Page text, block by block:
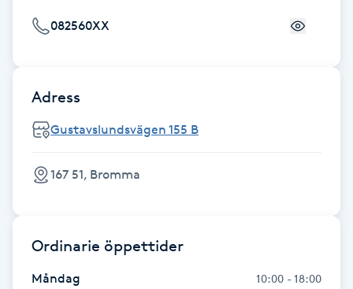
Färgning
Föning
Gel naglar
Gelenaglar
Gellack
Gellack med förstärkning
082560XX
Adress
Gustavslundsvägen 155 B
167 51, Bromma
Ordinarie öppettider
Måndag 10:00 - 18:00